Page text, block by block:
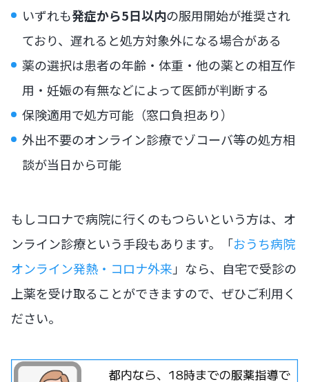
いずれも発症から5日以内の服用開始が推奨され
ており、遅れると処方対象外になる場合がある
薬の選択は患者の年齢・体重・他の薬との相互作
用・妊娠の有無などによって医師が判断する
保険適用で処方可能（窓口負担あり）
外出不要のオンライン診療でゾコーバ等の処方相
談が当日から可能
もしコロナで病院に行くのもつらいという方は、オ
ンライン診療という手段もあります。「おうち病院
オンライン発熱・コロナ外来 」なら、自宅で受診の
上薬を受け取ることができますので、ぜひご利用く
ださい。